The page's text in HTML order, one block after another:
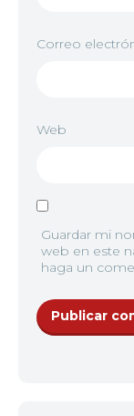
Correo
Web
Guardar mi
web en este
haga un